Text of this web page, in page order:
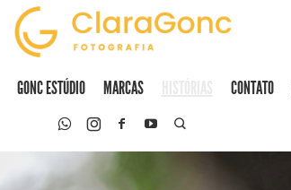
GONC ESTÚDIO MARCAS CONTATO